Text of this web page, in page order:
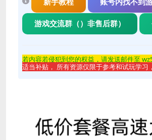
新手教程 账号内找不到
游戏交流群（）非售后群）
若内容若侵犯到您的权益，请发送邮件至
适当补贴， 所有资源仅限于参考和试玩学习